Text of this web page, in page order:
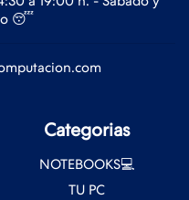
😴
Categorias
NOTEBOOKS💻
TU PC